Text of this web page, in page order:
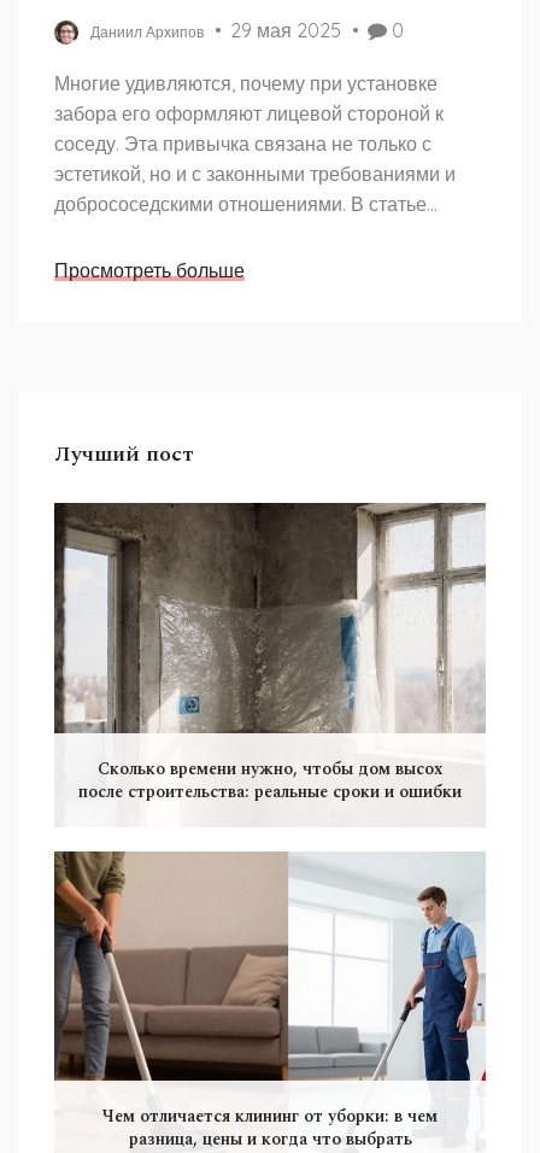
Даниил Архипов 29 мая 2025 0
Многие удивляются, почему при установке
забора его оформляют лицевой стороной к
соседу. Эта привычка связана не только с
эстетикой, но и с законными требованиями и
добрососедскими отношениями. В статье
практических советах и бытовых ситуациях,
Просмотреть больше
Лучший пост
Сколько времени нужно, чтобы дом высох
после строительства: реальные сроки и ошибки
Чем отличается клининг от уборки: в чем
разница, цены и когда что выбрать